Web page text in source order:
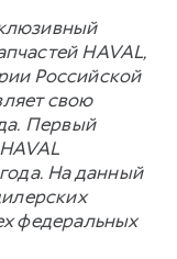
HAVAL,
Российской
свою
Первый
На данный
федеральных